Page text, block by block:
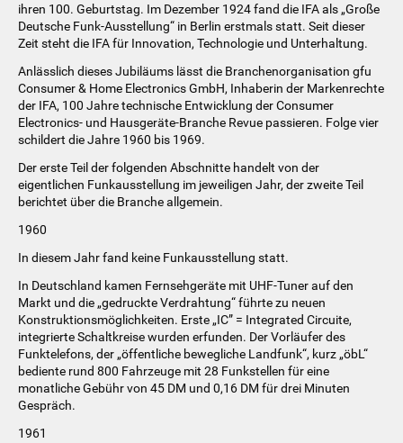
ihren 100. Geburtstag. Im Dezember 1924 fand die IFA als „Große
Deutsche Funk-Ausstellung“ in Berlin erstmals statt. Seit dieser
Zeit steht die IFA für Innovation, Technologie und Unterhaltung.
Anlässlich dieses Jubiläums lässt die Branchenorganisation gfu
Consumer & Home Electronics GmbH, Inhaberin der Markenrechte
der IFA, 100 Jahre technische Entwicklung der Consumer
Electronics- und Hausgeräte-Branche Revue passieren. Folge vier
schildert die Jahre 1960 bis 1969.
Der erste Teil der folgenden Abschnitte handelt von der
eigentlichen Funkausstellung im jeweiligen Jahr, der zweite Teil
berichtet über die Branche allgemein.
1960
In diesem Jahr fand keine Funkausstellung statt.
In Deutschland kamen Fernsehgeräte mit UHF-Tuner auf den
Markt und die „gedruckte Verdrahtung“ führte zu neuen
Konstruktionsmöglichkeiten. Erste „IC” = Integrated Circuite,
integrierte Schaltkreise wurden erfunden. Der Vorläufer des
Funktelefons, der „öffentliche bewegliche Landfunk“, kurz „öbL“
bediente rund 800 Fahrzeuge mit 28 Funkstellen für eine
monatliche Gebühr von 45 DM und 0,16 DM für drei Minuten
Gespräch.
1961